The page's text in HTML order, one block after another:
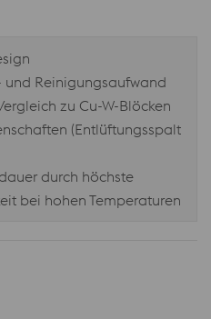
und Reinigungsaufwand
zu Cu-W-Blöcken
(Entlüftungsspalt
durch höchste
bei hohen Temperaturen